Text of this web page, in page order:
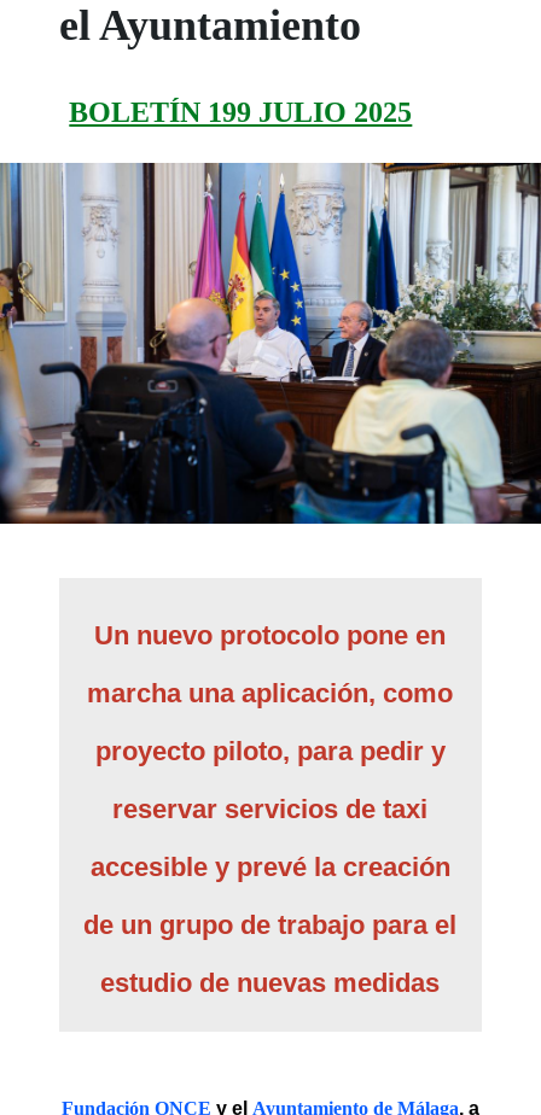
el Ayuntamiento
BOLETÍN 199 JULIO 2025
Un nuevo protocolo pone en
marcha una aplicación, como
proyecto piloto, para pedir y
reservar servicios de taxi
accesible y prevé la creación
de un grupo de trabajo para el
estudio de nuevas medidas
Fundación ONCE y el Ayuntamiento de Málaga, a